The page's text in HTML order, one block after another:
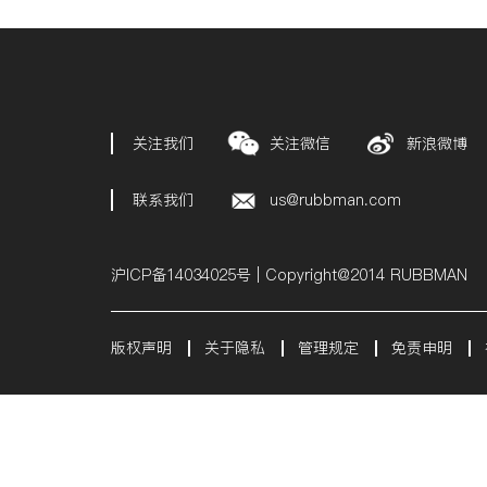
关注我们 关注微信 新浪微博
联系我们 us@rubbman.com
沪ICP备14034025号 | Copyright@2014 RUBBMAN
版权声明 关于隐私 管理规定 免责申明